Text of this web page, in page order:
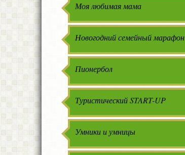
Моя любимая мама
Новогодний семейный марафон
Пионербол
Туристический START-UP
Умники и умницы